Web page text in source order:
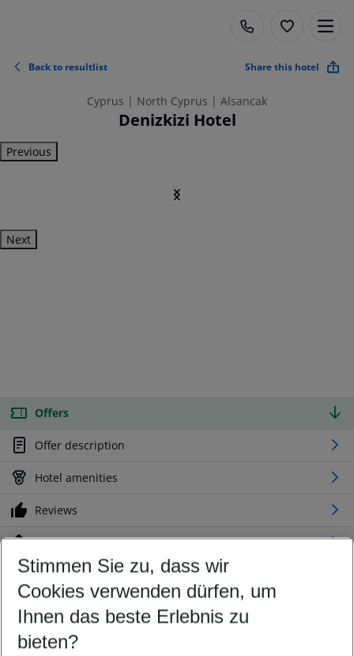
Back to resultlist Share this hotel
Cyprus | North Cyprus | Alsancak
Denizkizi Hotel
Previous
Next
Offers
Offer description
Hotel amenities
Reviews
Location
Customize your offer
Find the perfect deal which suits your best
Your departure airport
Any airport
Stimmen Sie zu, dass wir
Cookies verwenden dürfen, um
Ihnen das beste Erlebnis zu
bieten?